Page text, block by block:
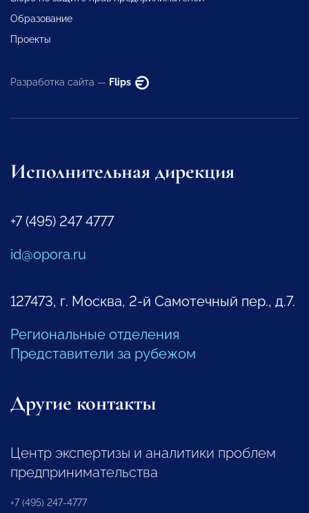
Образование
Проекты
Разработка сайта — Flips
Исполнительная дирекция
+7 (495) 247 4777
id@opora.ru
127473, г. Москва, 2-й Самотечный пер., д.7.
Региональные отделения
Представители за рубежом
Другие контакты
Центр экспертизы и аналитики проблем
предпринимательства
+7 (495) 247-4777